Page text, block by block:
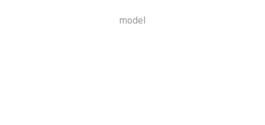
model